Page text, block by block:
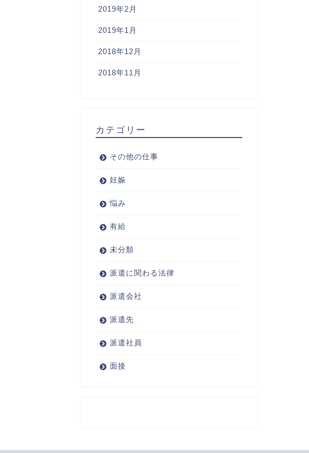
2019年2月
2019年1月
2018年12月
2018年11月
カテゴリー
その他の仕事
妊娠
悩み
有給
未分類
派遣に関わる法律
派遣会社
派遣先
派遣社員
面接